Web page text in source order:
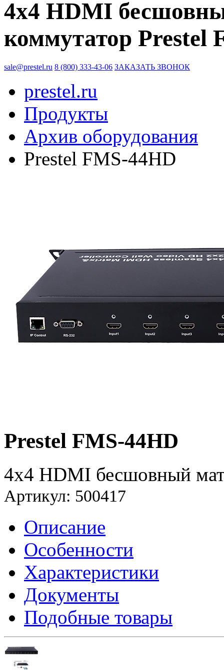
4x4 HDMI
коммутатор Prestel
sale@prestel.ru 8 (800) 333-43-06 ЗАКАЗАТЬ ЗВОНОК
prestel.ru
Продукты
Архив оборудования
Prestel FMS-44HD
Prestel FMS-44HD
4x4 HDMI бесшовный
Артикул: 500417
Описание
Особенности
Характеристики
Документы
Подобные товары